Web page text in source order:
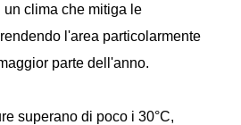
un clima che mitiga le
l'area particolarmente
parte dell'anno.
superano di poco i 30°C,